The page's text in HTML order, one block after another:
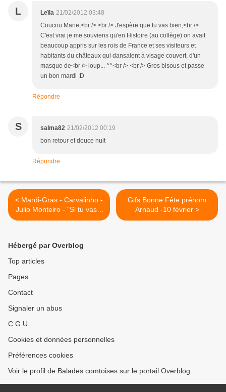
L Leïla 21/02/2012 03:48
Coucou Marie,<br /> <br /> J'espère que tu vas bien,<br />
C'est vrai je me souviens qu'en Histoire (au collège) on avait
beaucoup appris sur les rois de France et ses visiteurs et
habitants du châteaux qui dansaient à visage couvert, d'un
masque de<br /> loup... ^^<br /> <br /> Gros bisous et passe
un bon mardi :D
Répondre
S salma82 21/02/2012 00:19
bon retour et douce nuit
Répondre
< Mardi-Gras - Carvalinho -
Julio Monteiro - "Si tu vas à
Rio"
Gifs Bonne Fête prénom
Arnaud -10 février >
Hébergé par Overblog
Top articles
Pages
Contact
Signaler un abus
C.G.U.
Cookies et données personnelles
Préférences cookies
Voir le profil de Balades comtoises sur le portail Overblog